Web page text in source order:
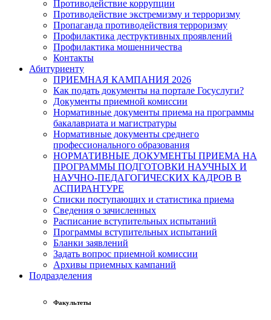
Противодействие коррупции
Противодействие экстремизму и терроризму
Пропаганда противодействия терроризму
Профилактика деструктивных проявлений
Профилактика мошенничества
Контакты
Абитуриенту
ПРИЕМНАЯ КАМПАНИЯ 2026
Как подать документы на портале Госуслуги?
Документы приемной комиссии
Нормативные документы приема на программы
бакалавриата и магистратуры
Нормативные документы среднего
профессионального образования
НОРМАТИВНЫЕ ДОКУМЕНТЫ ПРИЕМА НА
ПРОГРАММЫ ПОДГОТОВКИ НАУЧНЫХ И
НАУЧНО-ПЕДАГОГИЧЕСКИХ КАДРОВ В
АСПИРАНТУРЕ
Списки поступающих и статистика приема
Сведения о зачисленных
Расписание вступительных испытаний
Программы вступительных испытаний
Бланки заявлений
Задать вопрос приемной комиссии
Архивы приемных кампаний
Подразделения
Факультеты